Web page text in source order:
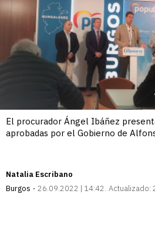
El procurador Ángel Ibáñez
aprobadas por el Gobierno de
Natalia Escribano
Burgos
26.09.2022 | 14:42 Actualizado: